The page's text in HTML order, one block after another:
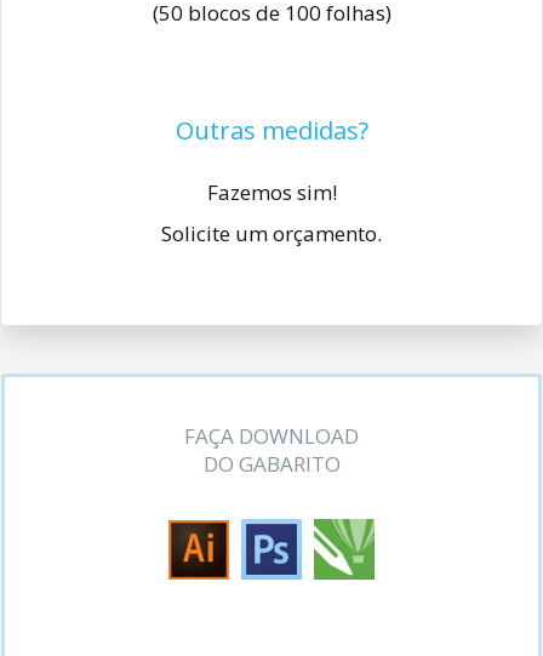
(50 blocos de 100 folhas)
Outras medidas?
Fazemos sim!
Solicite um orçamento.
FAÇA DOWNLOAD
DO GABARITO